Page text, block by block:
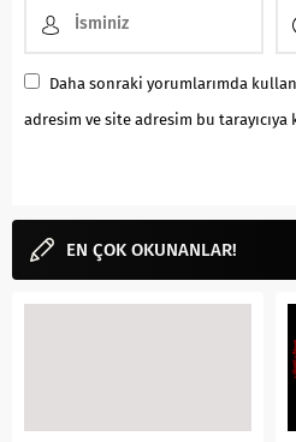
Daha sonraki yorumlarımda
adresim ve site adresim bu
EN ÇOK OKUNANLAR!